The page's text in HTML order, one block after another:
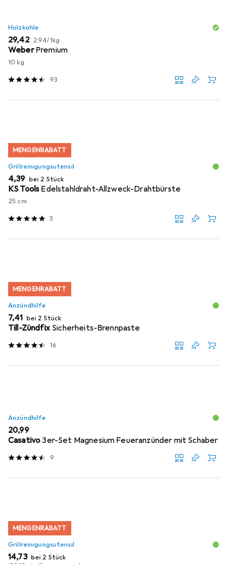
Holzkohle
EUR
29,42 EUR
2,94/1kg
Weber Premium
10 kg
93
MENGENRABATT
Grillreinigungsutensil
EUR
4,39 bei 2 Stück
KS Tools Edelstahldraht-Allzweck-Drahtbürste
25 cm
3
MENGENRABATT
Anzündhilfe
EUR
7,41 bei 2 Stück
Till-Zündfix Sicherheits-Brennpaste
16
Anzündhilfe
EUR
20,99
Casativo 3er-Set Magnesium Feueranzünder mit Schaber
9
MENGENRABATT
Grillreinigungsutensil
EUR
14,73 bei 2 Stück